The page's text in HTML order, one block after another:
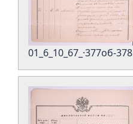
01_6_10_67_·377об-378